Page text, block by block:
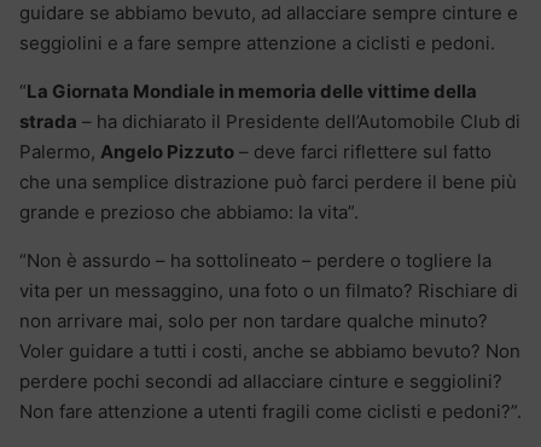
guidare se abbiamo bevuto, ad allacciare sempre cinture e
seggiolini e a fare sempre attenzione a ciclisti e pedoni.
“La Giornata Mondiale in memoria delle vittime della
strada – ha dichiarato il Presidente dell’Automobile Club di
Palermo, Angelo Pizzuto – deve farci riflettere sul fatto
che una semplice distrazione può farci perdere il bene più
grande e prezioso che abbiamo: la vita”.
“Non è assurdo – ha sottolineato – perdere o togliere la
vita per un messaggino, una foto o un filmato? Rischiare di
non arrivare mai, solo per non tardare qualche minuto?
Voler guidare a tutti i costi, anche se abbiamo bevuto? Non
perdere pochi secondi ad allacciare cinture e seggiolini?
Non fare attenzione a utenti fragili come ciclisti e pedoni?”.